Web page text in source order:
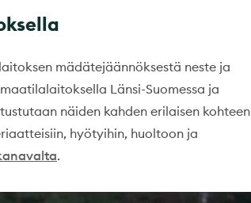
mädätejäännöksestä neste ja
Länsi-Suomessa ja
näiden kahden erilaisen kohteen
hyötyihin, huoltoon ja
.